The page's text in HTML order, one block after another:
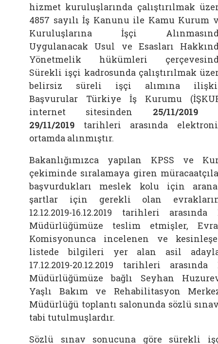
hizmet kuruluşlarında çalıştırılmak
4857 sayılı İş Kanunu ile Kamu Kurum
Kuruluşlarına İşçi
Uygulanacak Usul ve Esasları
Yönetmelik hükümleri
Sürekli işçi kadrosunda çalıştırılmak
belirsiz süreli işçi alımına
Başvurular Türkiye İş Kurumu
internet sitesinden 25/11/2019
29/11/2019 tarihleri arasında
ortamda alınmıştır.
Bakanlığımızca yapılan KPSS ve
çekiminde sıralamaya giren
başvurdukları meslek kolu için
şartlar için gerekli olan
12.12.2019-16.12.2019 tarihleri arasında
Müdürlüğümüze teslim etmişler,
Komisyonunca incelenen ve
listede bilgileri yer alan asil
17.12.2019-20.12.2019 tarihleri arasında
Müdürlüğümüze bağlı Seyhan
Yaşlı Bakım ve Rehabilitasyon
Müdürlüğü toplantı salonunda sözlü
tabi tutulmuşlardır.
Sözlü sınav sonucuna göre sürekli